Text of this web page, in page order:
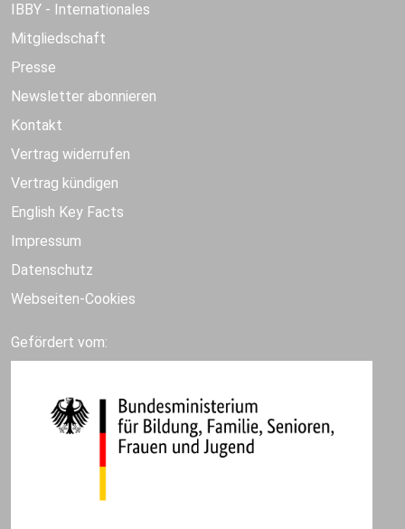
IBBY - Internationales
Mitgliedschaft
Presse
Newsletter abonnieren
Kontakt
Vertrag widerrufen
Vertrag kündigen
English Key Facts
Impressum
Datenschutz
Webseiten-Cookies
Gefördert vom: